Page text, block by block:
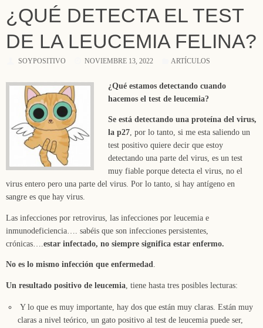
¿QUÉ DETECTA EL TEST
DE LA LEUCEMIA FELINA?
SOYPOSITIVO NOVIEMBRE 13, 2022 ARTÍCULOS
¿Qué estamos detectando cuando
hacemos el test de leucemia?
Se está detectando una proteína del virus,
la p27, por lo tanto, si me esta saliendo un
test positivo quiere decir que estoy
detectando una parte del virus, es un test
muy fiable porque detecta el virus, no el
virus entero pero una parte del virus. Por lo tanto, si hay antígeno en
sangre es que hay virus.
Las infecciones por retrovirus, las infecciones por leucemia e
inmunodeficiencia…. sabéis que son infecciones persistentes,
crónicas…. estar infectado, no siempre significa estar enfermo.
No es lo mismo infección que enfermedad.
Un resultado positivo de leucemia , tiene hasta tres posibles lecturas:
Y lo que es muy importante, hay dos que están muy claras. Están muy
claras a nivel teórico, un gato positivo al test de leucemia puede ser,